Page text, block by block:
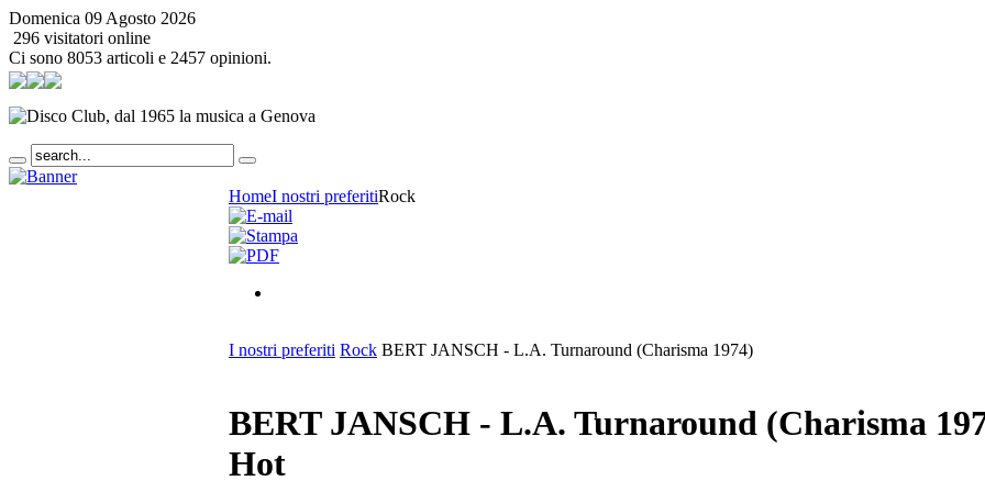
Domenica 09 Agosto 2026
296 visitatori online
Ci sono 8053 articoli e 2457 opinioni.
HomeI nostri preferitiRock
I nostri preferiti Rock BERT JANSCH - L.A. Turnaround (Charisma 1974)
BERT JANSCH - L.A. Turnaround (Charisma
Hot